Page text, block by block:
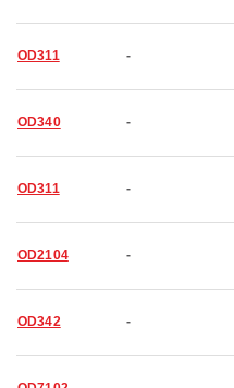
OD311 -
OD340 -
OD311 -
OD2104 -
OD342 -